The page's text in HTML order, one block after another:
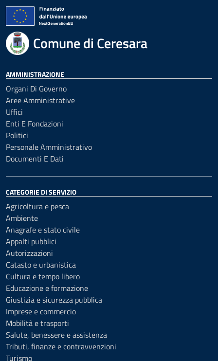
Comune di Ceresara
AMMINISTRAZIONE
Organi Di Governo
Aree Amministrative
Uffici
Enti E Fondazioni
Politici
Personale Amministrativo
Documenti E Dati
CATEGORIE DI SERVIZIO
Agricoltura e pesca
Ambiente
Anagrafe e stato civile
Appalti pubblici
Autorizzazioni
Catasto e urbanistica
Cultura e tempo libero
Educazione e formazione
Giustizia e sicurezza pubblica
Imprese e commercio
Mobilità e trasporti
Salute, benessere e assistenza
Tributi, finanze e contravvenzioni
Turismo